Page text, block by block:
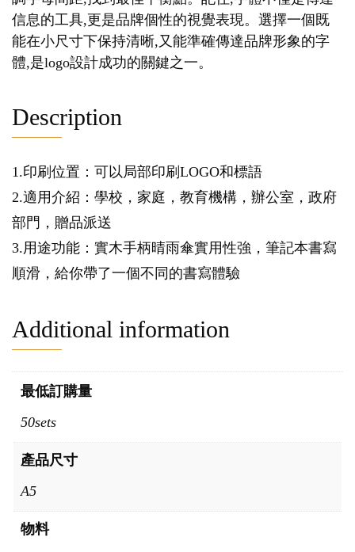
信息的工具,更是品牌個性的視覺表現。選擇一個既
能在小尺寸下保持清晰,又能準確傳達品牌形象的字
體,是logo設計成功的關鍵之一。
Description
1.印刷位置：可以局部印刷LOGO和標語
2.適用介紹：學校，家庭，教育機構，辦公室，政府
部門，贈品派送
3.用途功能：實木手柄晴雨傘實用性強，筆記本書寫
順滑，給你帶了一個不同的書寫體驗
Additional information
最低訂購量
50sets
產品尺寸
A5
物料